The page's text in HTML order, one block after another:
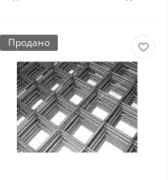
Продано